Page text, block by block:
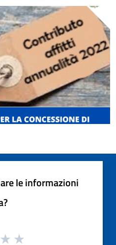
le informazioni